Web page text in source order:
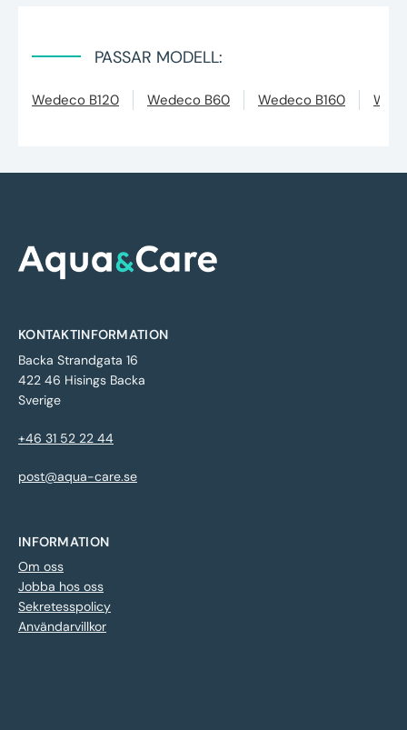
PASSAR MODELL:
Wedeco B120 Wedeco B60 Wedeco B160
KONTAKTINFORMATION
Backa Strandgata 16
422 46 Hisings Backa
Sverige
+46 31 52 22 44
post@aqua-care.se
INFORMATION
Om oss
Jobba hos oss
Sekretesspolicy
Användarvillkor